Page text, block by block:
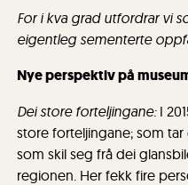
For i kva grad utfordrar vi
eigentleg sementerte
Nye perspektiv på
Dei store forteljingane: I
store forteljingane; som tar
som skil seg frå dei
regionen. Her fekk fire